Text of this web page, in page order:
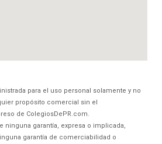
para el uso personal solamente y no
propósito comercial sin el
de ColegiosDePR.com.
ninguna garantía, expresa o implicada,
garantía de comerciabilidad o